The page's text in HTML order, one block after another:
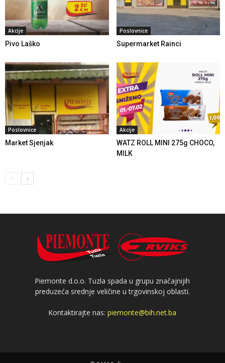
Akcije
Pivo Laško
Poslovnice
Supermarket Rainci
Poslovnice
Market Sjenjak
Akcije
WATZ ROLL MINI 275g CHOCO,
MILK
Piemonte d.o.o. Tuzla spada u grupu značajnijih
preduzeća srednje veličine u trgovinskoj oblasti.
Kontaktirajte nas:piemonte@bih.net.ba